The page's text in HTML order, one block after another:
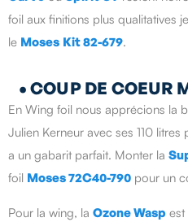
foil aux finitions plus qualitatives
le Moses Kit 82-679.
•COUP DE COEUR
En Wing foil nous apprécions la
Julien Kerneur avec ses 110
a un gabarit parfait. Monter la
foil Moses 72C40-790 pour un
Pour la wing, la Ozone Wasp est